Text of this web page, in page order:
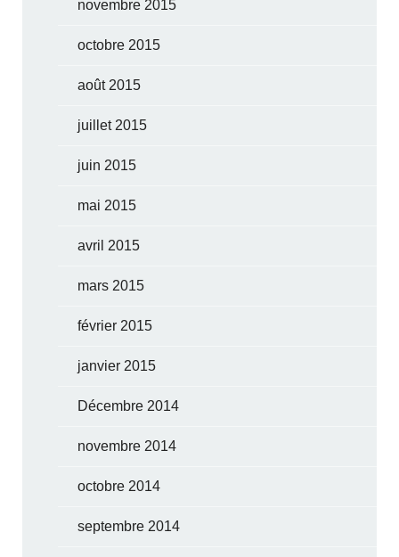
novembre 2015
octobre 2015
août 2015
juillet 2015
juin 2015
mai 2015
avril 2015
mars 2015
février 2015
janvier 2015
Décembre 2014
novembre 2014
octobre 2014
septembre 2014